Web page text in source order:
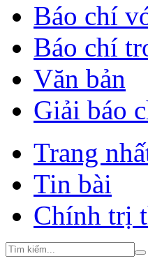
Báo chí
Báo chí
Văn bản
Giải báo
Trang
Tin bài
Chính trị